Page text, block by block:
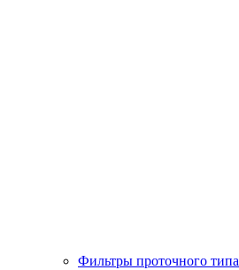
Фильтры проточного типа